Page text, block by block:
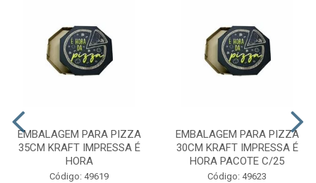
EMBALAGEM PARA PIZZA
35CM KRAFT IMPRESSA É
HORA
Código: 49619
EMBALAGEM PARA PIZZA
30CM KRAFT IMPRESSA É
HORA PACOTE C/25
Código: 49623